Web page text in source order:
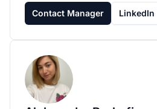
Contact Manager